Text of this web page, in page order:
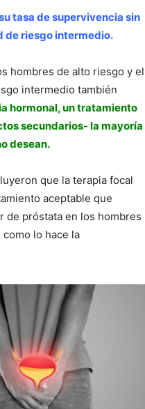
tasa de supervivencia sin
de riesgo intermedio.
hombres de alto riesgo y el
intermedio también
hormonal, un tratamiento
secundarios- la mayoría
desean.
que la terapia focal
aceptable que
de próstata en los hombres
lo hace la